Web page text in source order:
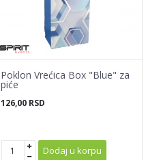
Poklon Vrećica Box "Blue" za
piće
126,00 RSD
Dodaj u korpu